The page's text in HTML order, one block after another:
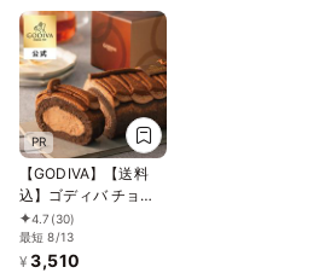
PR
【GODIVA】【送料
込】ゴディバ チョコ
レートロールケーキ
お中元2026
4.7 (30)
最短 8/13
¥ 3,510